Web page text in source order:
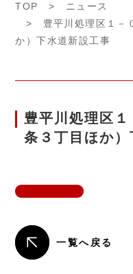
TOP >
ニュース
> 豊平川処理区１－
か）下水道新設工事
豊平川処理区
条３丁目ほか
一覧へ戻る